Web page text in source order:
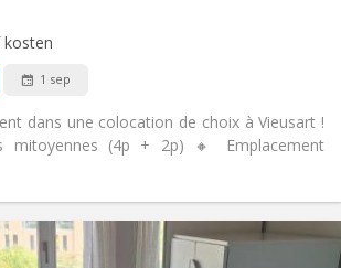
kosten
1 sep
dans une colocation de choix à Vieusart !
mitoyennes (4p + 2p) 🔸 Emplacement
Praktische Informatie